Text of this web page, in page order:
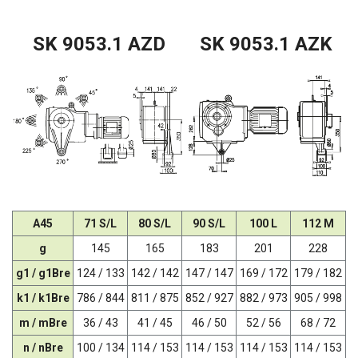
SK 9053.1 AZD SK 9053.1 AZK
A45 71 S/L 80 S/L 90 S/L 100 L
112 M
g
145 165 183 201
228
g1 / g1Bre 124 / 133 142 / 142 147 / 147 169 / 172 179 / 182
k1 / k1Bre
786 / 844 811 / 875 852 / 927 882 / 973 905 / 998
m / mBre
36 / 43 41 / 45 46 / 50 52 / 56
68 / 72
n / nBre
100 / 134 114 / 153 114 / 153 114 / 153 114 / 153